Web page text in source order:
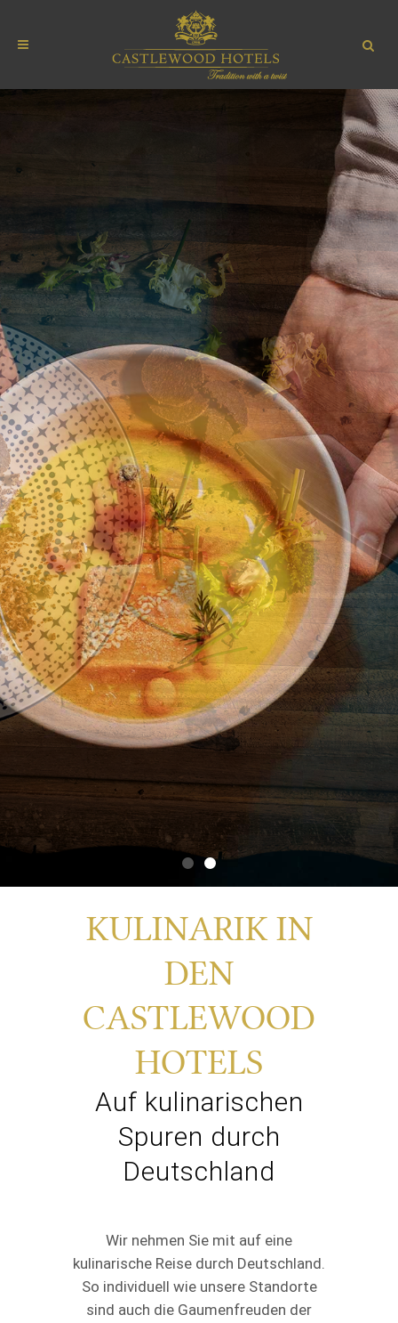
KULINARIK IN
DEN
CASTLEWOOD
HOTELS
Auf kulinarischen
Spuren durch
Deutschland
Wir nehmen Sie mit auf eine
kulinarische Reise durch Deutschland.
So individuell wie unsere Standorte
sind auch die Gaumenfreuden der